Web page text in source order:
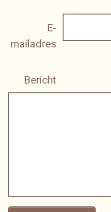
E-
mailadres
Bericht